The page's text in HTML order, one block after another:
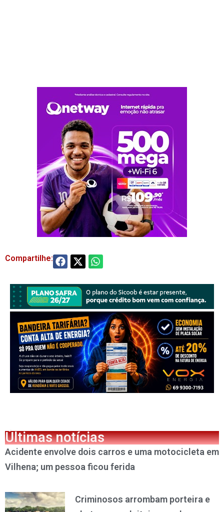
Compartilhe:
Últimas notícias
Acidente envolve dois carros e uma motocicleta em
Vilhena; um pessoa ficou ferida
Criminosos arrombam porteira e